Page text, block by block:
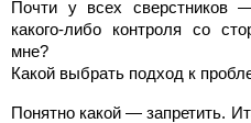
Почти у всех сверстников
какого-либо контроля со
мне?
Какой выбрать подход к
Понятно какой — запретить.